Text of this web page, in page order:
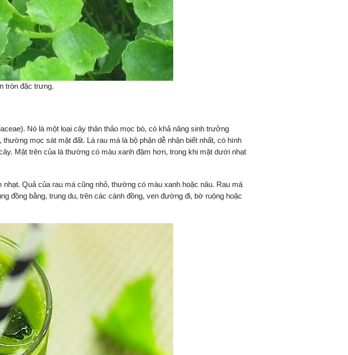
tròn đặc trưng.
Nó là một loại cây thân thảo mọc bò, có khả năng sinh trưởng
mọc sát mặt đất. Lá rau má là bộ phận dễ nhận biết nhất, có hình
Mặt trên của lá thường có màu xanh đậm hơn, trong khi mặt dưới nhạt
Quả của rau má cũng nhỏ, thường có màu xanh hoặc nâu. Rau má
bằng, trung du, trên các cánh đồng, ven đường đi, bờ ruộng hoặc